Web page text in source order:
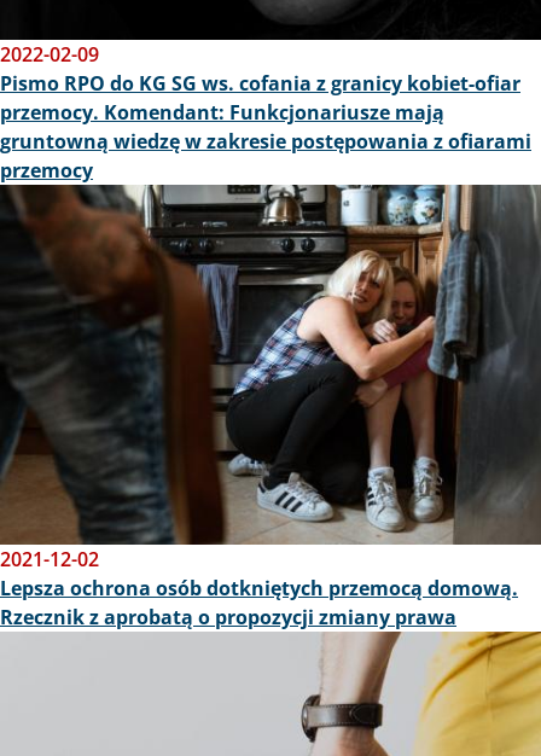
2022-02-09
Pismo RPO do KG SG ws. cofania z granicy kobiet-ofiar
przemocy. Komendant: Funkcjonariusze mają
gruntowną wiedzę w zakresie postępowania z ofiarami
przemocy
Obraz
2021-12-02
Lepsza ochrona osób dotkniętych przemocą domową.
Rzecznik z aprobatą o propozycji zmiany prawa